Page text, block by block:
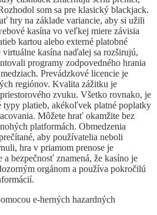
som sa pre klasický blackjack.
hry na základe variancie, aby si užili
kasína vo veľkej miere závisia
kartou alebo externé platobné
kasína naďalej sa rozširujú,
programy zodpovedného hrania
Prevádzkové licencie je
regiónov. Kvalita zážitku je
zvuku. Všetko rovnako, je
typy platieb, akékoľvek platné poplatky
Môžete hrať okamžite bez
platformách. Obmedzenia
aby používatelia neboli
hra v priamom prenose je
bezpečnosť znamená, že kasíno je
orgánom a používa pokročilú
e-herných hazardných